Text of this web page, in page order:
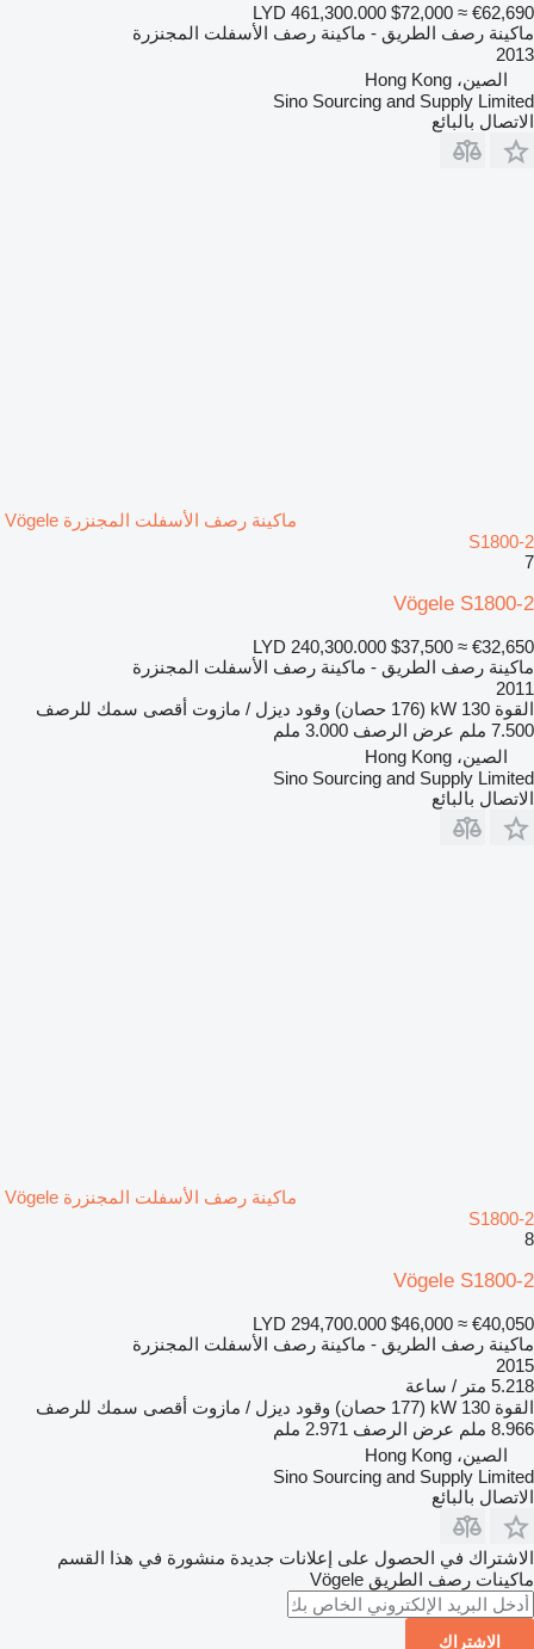
LYD 461,300.000 $72,000 ≈ €62,690
ماكينة رصف الطريق - ماكينة رصف الأسفلت المجنزرة
2013
الصين، Hong Kong
Sino Sourcing and Supply Limited
الاتصال بالبائع
ماكينة رصف الأسفلت المجنزرة Vögele
S1800-2
7
Vögele S1800-2
LYD 240,300.000 $37,500 ≈ €32,650
ماكينة رصف الطريق - ماكينة رصف الأسفلت المجنزرة
2011
القوة 130 kW (176 حصان) وقود ديزل / مازوت أقصى سمك للرصف
7.500 ملم
عرض الرصف 3.000 ملم
الصين، Hong Kong
Sino Sourcing and Supply Limited
الاتصال بالبائع
ماكينة رصف الأسفلت المجنزرة Vögele
S1800-2
8
Vögele S1800-2
LYD 294,700.000 $46,000 ≈ €40,050
ماكينة رصف الطريق - ماكينة رصف الأسفلت المجنزرة
2015
5.218 متر / ساعة
القوة 130 kW (177 حصان) وقود ديزل / مازوت أقصى سمك للرصف
8.966 ملم
عرض الرصف 2.971 ملم
الصين، Hong Kong
Sino Sourcing and Supply Limited
الاتصال بالبائع
الاشتراك في الحصول على إعلانات جديدة منشورة في هذا القسم
ماكينات رصف الطريق Vögele
الاشتراك